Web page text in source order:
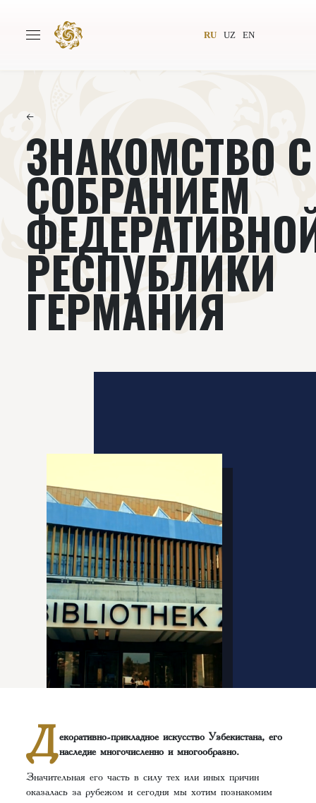
RU UZ EN
Авторы Всемирное общество
Издательство Новости
Проекты Подкасты
Видеолекторий
←
ЗНАКОМСТВО С
СОБРАНИЕМ
РЕСПУБЛИКИ
ГЕРМАНИЯ
Д екоративно-прикладное искусство Узбекистана, его
наследие многочисленно и многообразно.
Значительная его часть в силу тех или иных причин
оказалась за рубежом и сегодня мы хотим познакомим